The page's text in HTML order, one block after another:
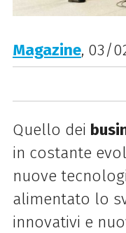
Magazine, 03/
Quello dei
in costante
nuove
alimentato lo
innovativi e